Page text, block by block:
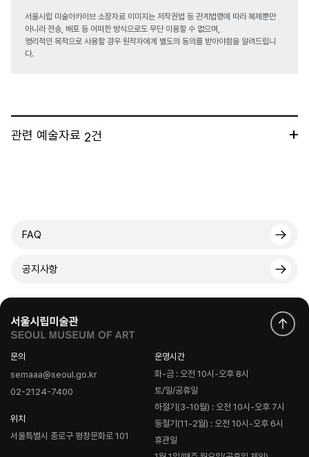
서울시립 미술아카이브 소장자료 이미지는 저작권법 등 관계법령에 따라 복제뿐만
아니라 전송, 배포 등 어떠한 방식으로도 무단 이용할 수 없으며,
영리적인 목적으로 사용할 경우 원작자에게 별도의 동의를 받아야함을 알려드립니
다.
관련 예술자료 2건
FAQ
공지사항
문의
semaaa@seoul.go.kr
02-2124-7400
위치
서울특별시 종로구 평창문화로 101
운영시간
화-금 : 오전 10시-오후 8시
토/일/공휴일
하절기(3-10월) : 오전 10시-오후 7시
동절기(11-2월) : 오전 10시-오후 6시
휴관일